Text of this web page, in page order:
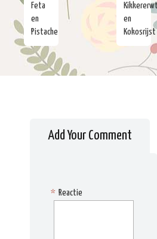
Feta
en
Pistache
en
Kokosrijst
Add Your Comment
Reactie
*